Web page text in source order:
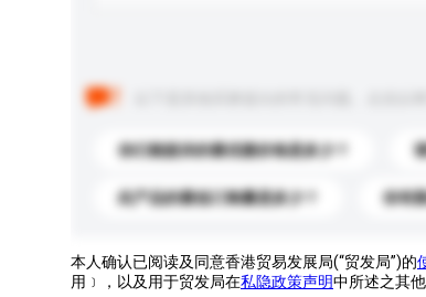
你们能提供的最优惠价格是多少？
此产品的最低订购量是多少？ 你有
本人确认已阅读及同意香港贸易发展局(“贸发局”)的
用﹞，以及用于贸发局在私隐政策声明中所述之其